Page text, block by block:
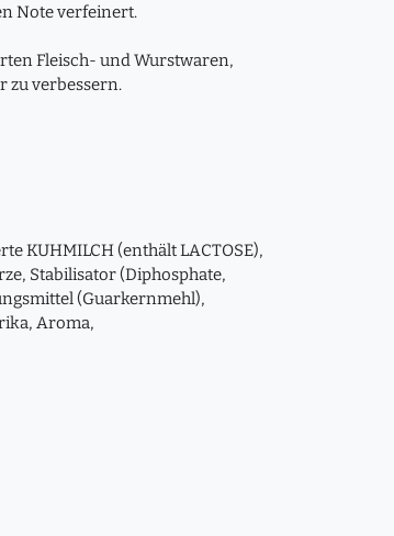
Note verfeinert.
Fleisch- und Wurstwaren,
zu verbessern.
KUHMILCH (enthält LACTOSE),
Stabilisator (Diphosphate,
(Guarkernmehl),
Aroma,